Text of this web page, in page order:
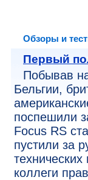
Обзоры и
Первый
Побывав
Бельгии,
поспешили
Focus RS
пустили за
коллеги